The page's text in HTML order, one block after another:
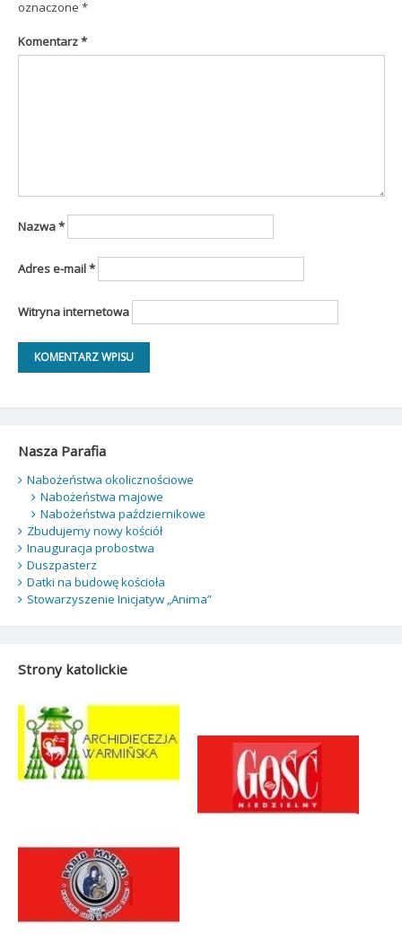
oznaczone *
Komentarz*
Nazwa*
Adres e-mail*
Witryna internetowa
Nasza Parafia
Nabożeństwa okolicznościowe
Nabożeństwa majowe
Nabożeństwa październikowe
Zbudujemy nowy kościół
Inauguracja probostwa
Duszpasterz
Datki na budowę kościoła
Stowarzyszenie Inicjatyw „Anima”
Strony katolickie